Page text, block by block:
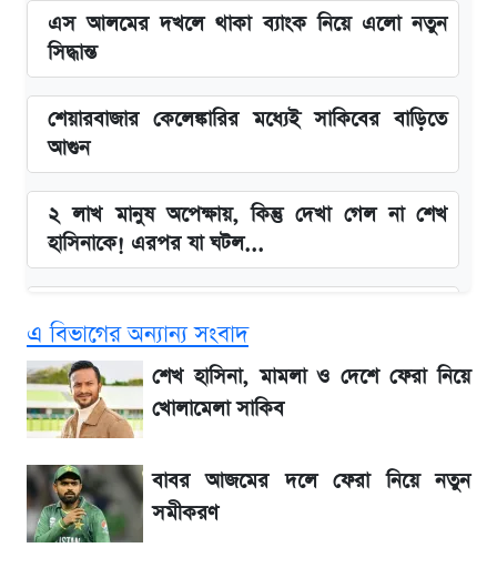
এস আলমের দখলে থাকা ব্যাংক নিয়ে এলো নতুন
সিদ্ধান্ত
শেয়ারবাজার কেলেঙ্কারির মধ্যেই সাকিবের বাড়িতে
আগুন
২ লাখ মানুষ অপেক্ষায়, কিন্তু দেখা গেল না শেখ
হাসিনাকে! এরপর যা ঘটল...
Redmi K80 নিয়ে আপডেট
বাংলাদেশ নিয়ে যা বললেন সজীব ওয়াজেদ জয়
সাকিবের বাড়িতে হামলা নিয়ে মুখ খুললেন দিলীপ
ঘোষ
এ বিভাগের অন্যান্য সংবাদ
শেখ হাসিনা, মামলা ও দেশে ফেরা নিয়ে
খোলামেলা সাকিব
বাবর আজমের দলে ফেরা নিয়ে নতুন
সমীকরণ